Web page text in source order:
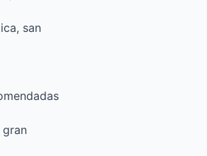
san
gran